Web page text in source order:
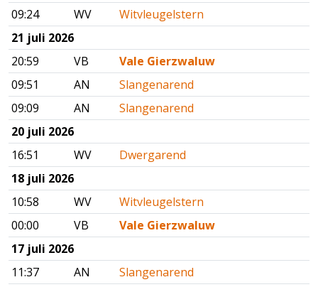
09:24
WV
Witvleugelstern
21 juli 2026
20:59
VB
Vale Gierzwaluw
09:51
AN
Slangenarend
09:09
AN
Slangenarend
20 juli 2026
16:51
WV
Dwergarend
18 juli 2026
10:58
WV
Witvleugelstern
00:00
VB
Vale Gierzwaluw
17 juli 2026
11:37
AN
Slangenarend